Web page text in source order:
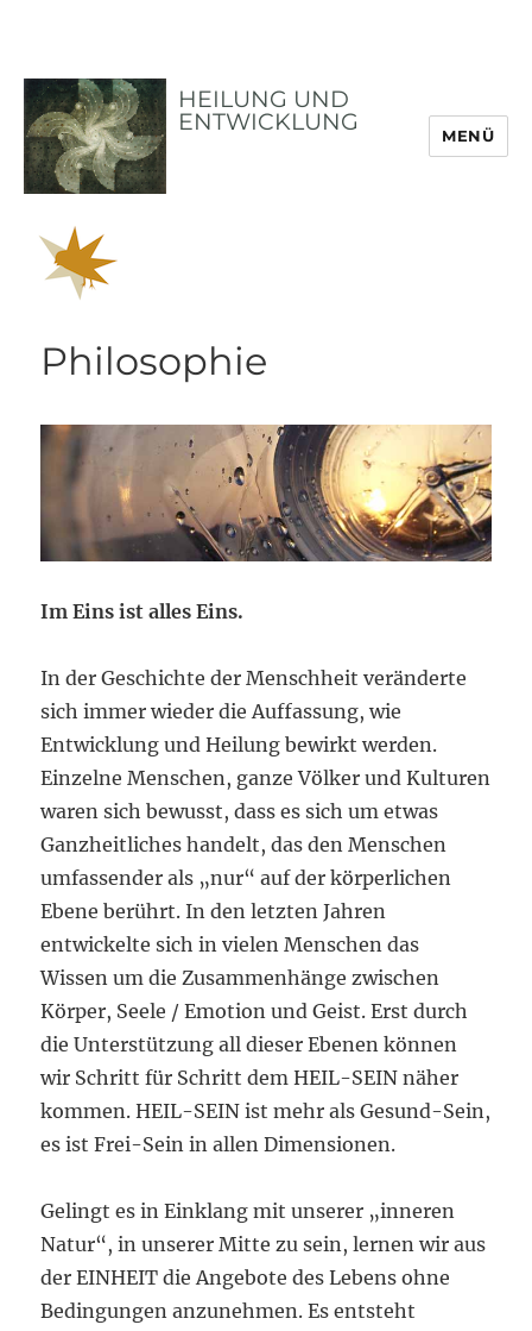
HEILUNG UND
ENTWICKLUNG
MENÜ
Philosophie
Im Eins ist alles Eins.
In der Geschichte der Menschheit veränderte
sich immer wieder die Auffassung, wie
Entwicklung und Heilung bewirkt werden.
Einzelne Menschen, ganze Völker und Kulturen
waren sich bewusst, dass es sich um etwas
Ganzheitliches handelt, das den Menschen
umfassender als „nur“ auf der körperlichen
Ebene berührt. In den letzten Jahren
entwickelte sich in vielen Menschen das
Wissen um die Zusammenhänge zwischen
Körper, Seele / Emotion und Geist. Erst durch
die Unterstützung all dieser Ebenen können
wir Schritt für Schritt dem HEIL-SEIN näher
kommen. HEIL-SEIN ist mehr als Gesund-Sein,
es ist Frei-Sein in allen Dimensionen.
Gelingt es in Einklang mit unserer „inneren
Natur“, in unserer Mitte zu sein, lernen wir aus
der EINHEIT die Angebote des Lebens ohne
Bedingungen anzunehmen. Es entsteht